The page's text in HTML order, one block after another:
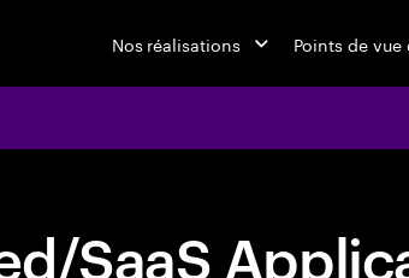
Nos réalisations Points de vue
SaaS